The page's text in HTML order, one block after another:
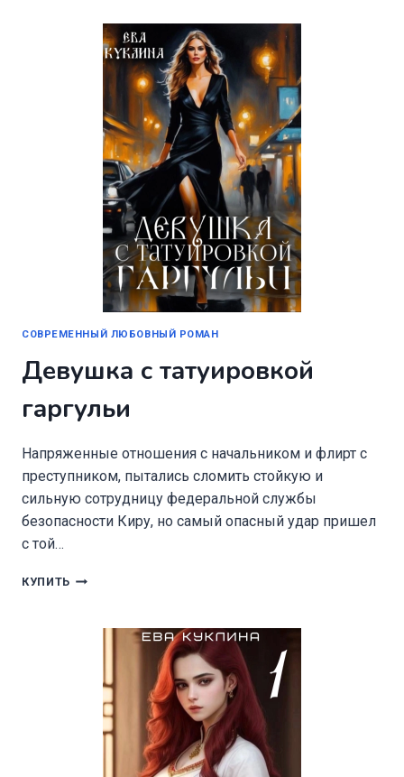
ПУШЛЯНДИЯ.
СОВРЕМЕННЫЙ ЛЮБОВНЫЙ РОМАН
Девушка с татуировкой
гаргульи
Напряженные отношения с начальником и флирт с
преступником, пытались сломить стойкую и
сильную сотрудницу федеральной службы
безопасности Киру, но самый опасный удар пришел
с той…
КУПИТЬ ДЕВУШКА
ГАРГУЛЬИ